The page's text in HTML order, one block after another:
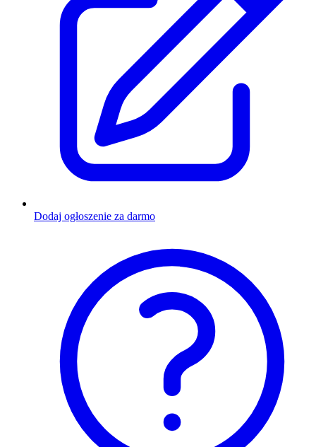
Dodaj ogłoszenie za darmo